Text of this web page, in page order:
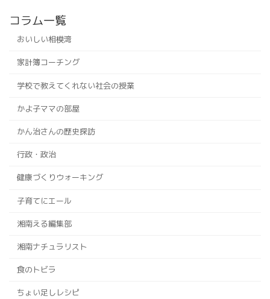
コラム一覧
おいしい相模湾
家計簿コーチング
学校で教えてくれない社会の授業
かよ子ママの部屋
かん治さんの歴史探訪
行政・政治
健康づくりウォーキング
子育てにエール
湘南える編集部
湘南ナチュラリスト
食のトビラ
ちょい足しレシピ